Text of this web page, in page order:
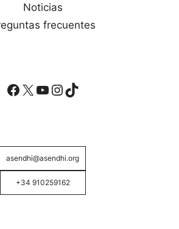
Noticias
frecuentes
Facebook
X YouTube
Instagram
TikTok
asendhi@asendhi.org
+34 910259162